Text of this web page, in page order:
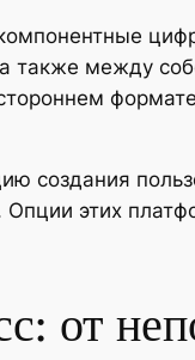
между
этих
от